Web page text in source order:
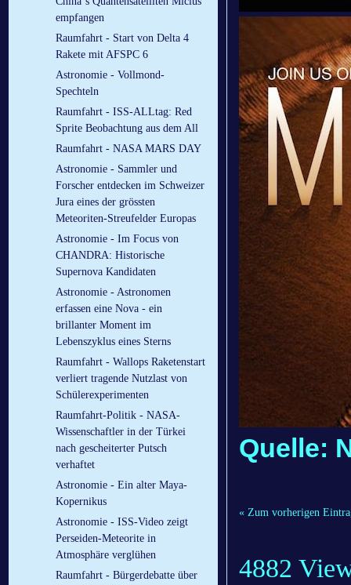
empfangen
Raumfahrt - Start von Delta 4
Rakete mit AFSPC 6
Astronomie - Vollmond-
Spechteln
Raumfahrt - ISS-ALLtag: Red
Sprite Beobachtung aus dem All
Raumfahrt - NASA MARS DAY
Astronomie - Sammler und
Forscher entdecken im Schweizer
Jura eines der grössten
Meteoriten-Streufelder Europas
Astronomie - Im Focus von
CHANDRA: Historische
Supernova Kandidaten
Astronomie - Astronomen
erfassen eine Nova - ein
brillanter Moment im
Lebenszyklus eines Sterns
Raumfahrt - Wallops Raketenstart
verliert tragende Nutzlast von
Schülerexperimenten
Raumfahrt-Politik - NASA-
Wissenschaftler in der Türkei
nach gescheiterter Putsch
verhaftet
Astronomie - Ein alter Maya-
Kopernikus
Astronomie - ISS-Video zeigt
Perseiden-Meteorite in
Atmosphäre verglühen
Raumfahrt - Bürgerdebatte über
Quelle:
« Zum vorherigen
4882